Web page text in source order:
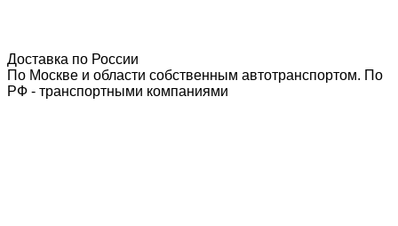
Доставка по России
По Москве и области собственным автотранспортом. По
РФ - транспортными компаниями